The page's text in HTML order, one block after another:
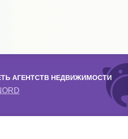
АГЕНТСТВ НЕДВИЖИМОСТИ